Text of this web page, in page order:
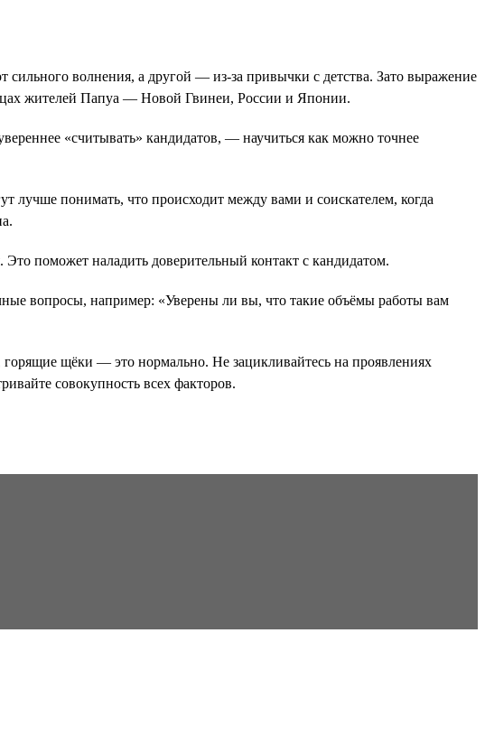
сильного волнения, а другой — из-за привычки с детства. Зато выражение
жителей Папуа — Новой Гвинеи, России и Японии.
«считывать» кандидатов, — научиться как можно точнее
лучше понимать, что происходит между вами и соискателем, когда
поможет наладить доверительный контакт с кандидатом.
вопросы, например: «Уверены ли вы, что такие объёмы работы вам
щёки — это нормально. Не зацикливайтесь на проявлениях
совокупность всех факторов.